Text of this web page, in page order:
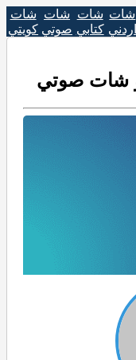
شات
اردني
شات
كتابي
شات
صوتي
شات
كويتي
شات صوتي